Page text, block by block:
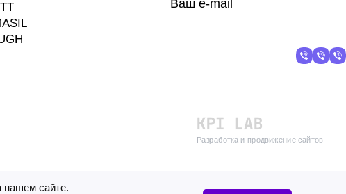
Разработка и продвижение сайтов
нашем сайте.